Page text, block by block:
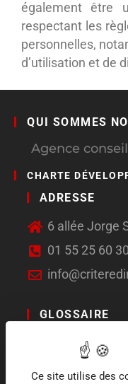
également être
respectant les
personnelles,
d’utilisation et de
QUI SOMMES
Agence
CHARTE
ADRESSE
6 allée Jorge
01 55 25 60 30
GLOSSAIRE
LE BLOG
Ce site utilise des